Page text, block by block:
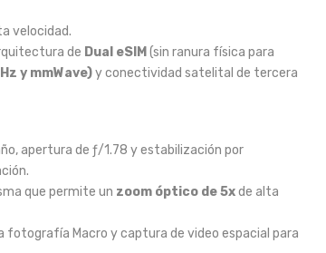
velocidad.
de Dual eSIM (sin ranura física para
y mmWave)y conectividad satelital de tercera
apertura de ƒ/1.78 y estabilización por
que permite un zoom óptico de 5xde alta
fotografía Macro y captura de video espacial para